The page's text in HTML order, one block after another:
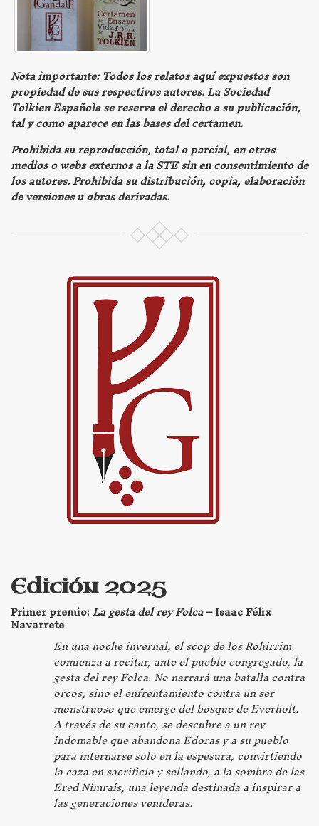
Nota importante: Todos los relatos aquí expuestos son
propiedad de sus respectivos autores. La Sociedad
Tolkien Española se reserva el derecho a su publicación,
tal y como aparece en las bases del certamen.
Prohibida su reproducción, total o parcial, en otros
medios o webs externos a la STE sin en consentimiento de
los autores. Prohibida su distribución, copia, elaboración
de versiones u obras derivadas.
Edición 2025
Primer premio:La gesta del rey Folca– Isaac Félix
Navarrete
En una noche invernal, el scop de los Rohirrim
comienza a recitar, ante el pueblo congregado, la
gesta del rey Folca. No narrará una batalla contra
orcos, sino el enfrentamiento contra un ser
monstruoso que emerge del bosque de Everholt.
A través de su canto, se descubre a un rey
indomable que abandona Edoras y a su pueblo
para internarse solo en la espesura, convirtiendo
la caza en sacrificio y sellando, a la sombra de las
Ered Nimrais, una leyenda destinada a inspirar a
las generaciones venideras.